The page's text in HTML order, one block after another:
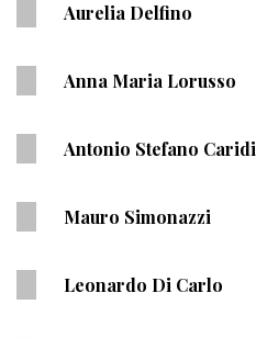
Aurelia Delfino
Anna Maria Lorusso
Antonio Stefano Caridi
Mauro Simonazzi
Leonardo Di Carlo